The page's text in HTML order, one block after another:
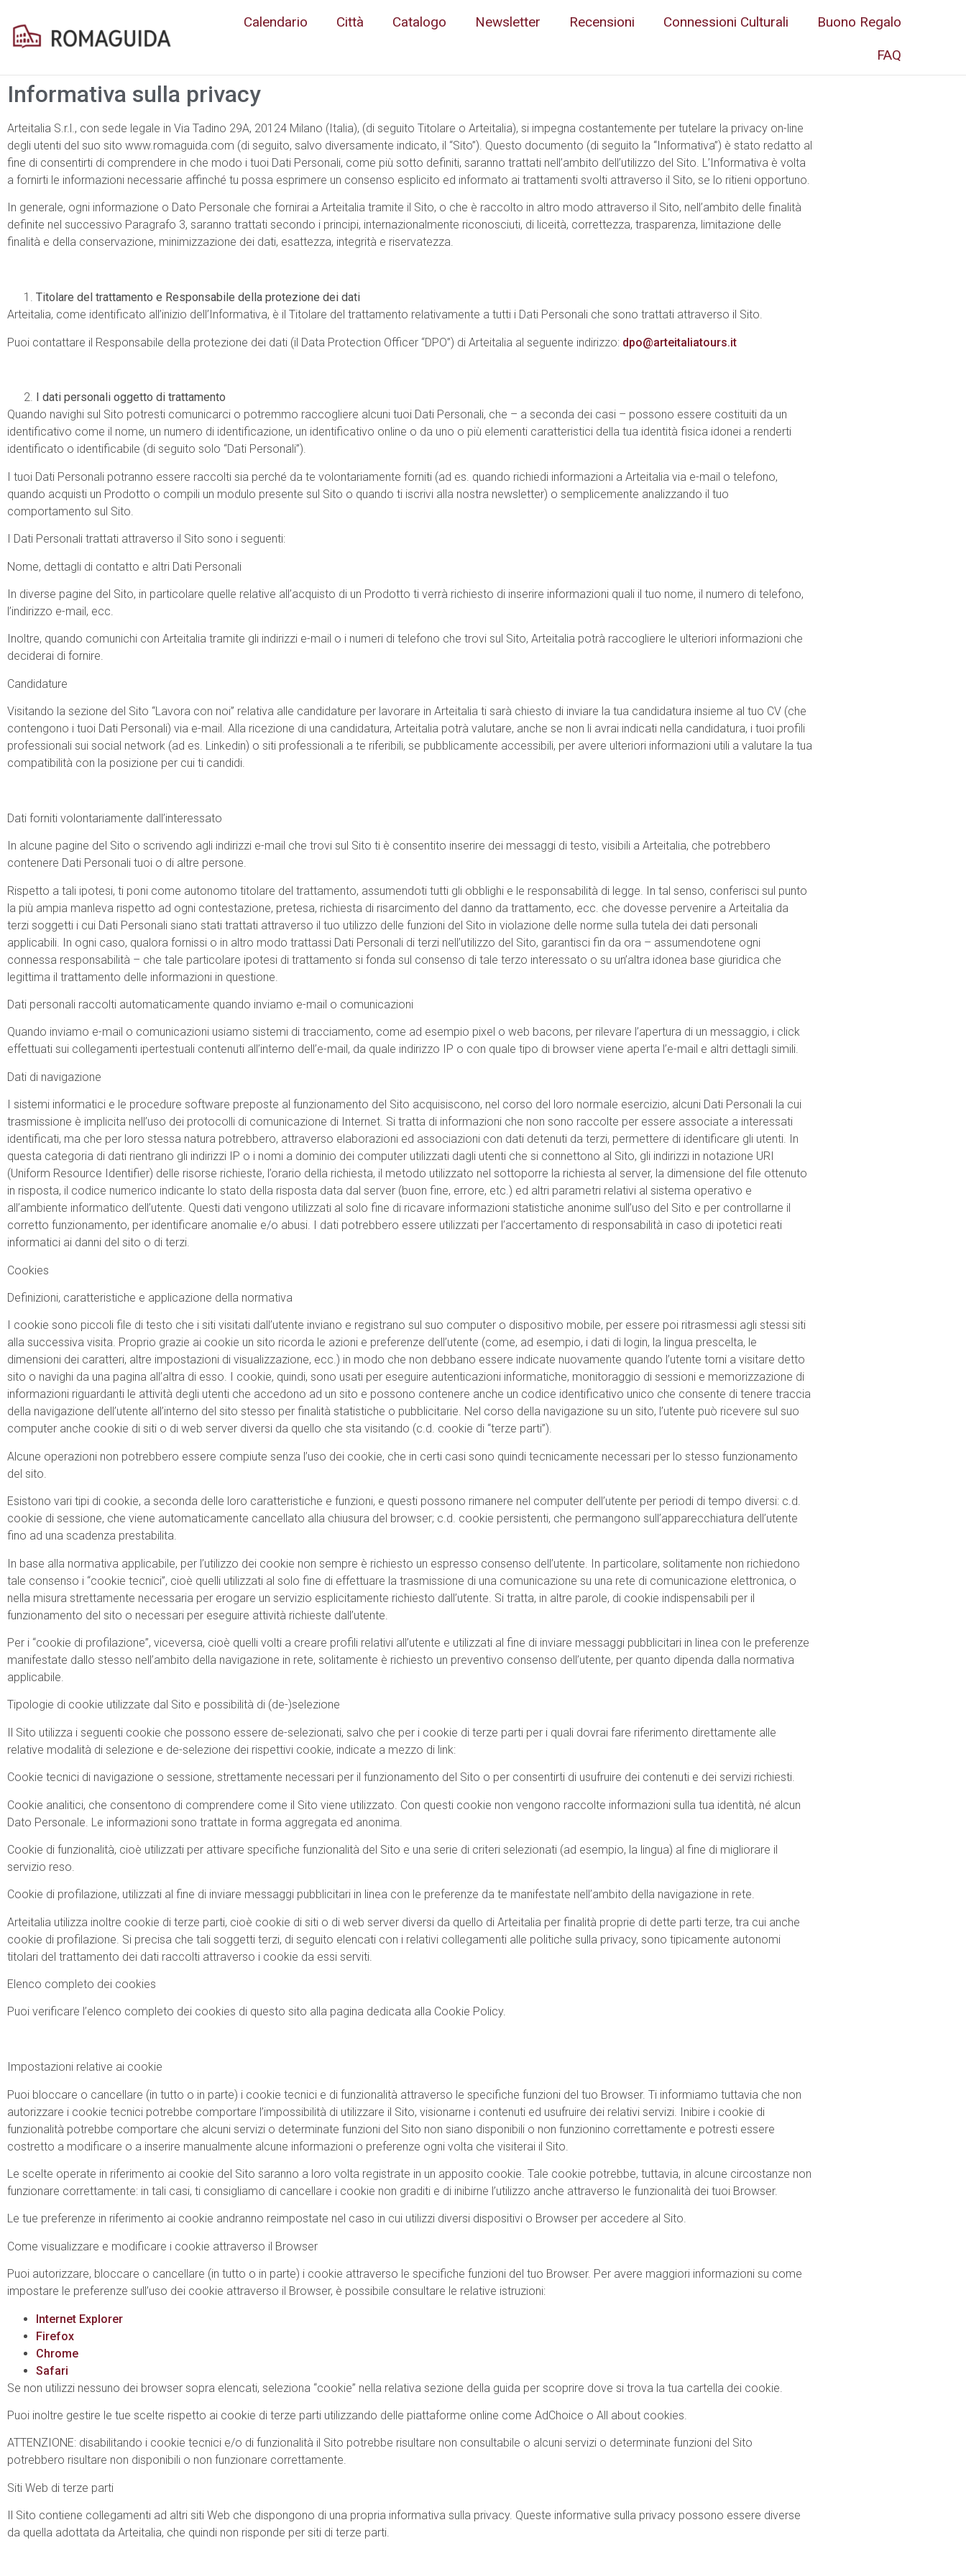
Calendario Città Catalogo Newsletter Recensioni Connessioni Culturali
Buono Regalo
FAQ
Informativa sulla privacy​
Arteitalia S.r.l., con sede legale in Via Tadino 29A, 20124 Milano (Italia), (di seguito Titolare o Arteitalia), si impegna costantemente per tutelare la privacy on-line
degli utenti del suo sito www.romaguida.com (di seguito, salvo diversamente indicato, il “Sito”). Questo documento (di seguito la “Informativa”) è stato redatto al
fine di consentirti di comprendere in che modo i tuoi Dati Personali, come più sotto definiti, saranno trattati nell’ambito dell’utilizzo del Sito. L’Informativa è volta
a fornirti le informazioni necessarie affinché tu possa esprimere un consenso esplicito ed informato ai trattamenti svolti attraverso il Sito, se lo ritieni opportuno.
In generale, ogni informazione o Dato Personale che fornirai a Arteitalia tramite il Sito, o che è raccolto in altro modo attraverso il Sito, nell’ambito delle finalità
definite nel successivo Paragrafo 3, saranno trattati secondo i principi, internazionalmente riconosciuti, di liceità, correttezza, trasparenza, limitazione delle
finalità e della conservazione, minimizzazione dei dati, esattezza, integrità e riservatezza.
Titolare del trattamento e Responsabile della protezione dei dati
Arteitalia, come identificato all’inizio dell’Informativa, è il Titolare del trattamento relativamente a tutti i Dati Personali che sono trattati attraverso il Sito.
Puoi contattare il Responsabile della protezione dei dati (il Data Protection Officer “DPO”) di Arteitalia al seguente indirizzo: dpo@arteitaliatours.it
I dati personali oggetto di trattamento
Quando navighi sul Sito potresti comunicarci o potremmo raccogliere alcuni tuoi Dati Personali, che – a seconda dei casi – possono essere costituiti da un
identificativo come il nome, un numero di identificazione, un identificativo online o da uno o più elementi caratteristici della tua identità fisica idonei a renderti
identificato o identificabile (di seguito solo “Dati Personali”).
I tuoi Dati Personali potranno essere raccolti sia perché da te volontariamente forniti (ad es. quando richiedi informazioni a Arteitalia via e-mail o telefono,
quando acquisti un Prodotto o compili un modulo presente sul Sito o quando ti iscrivi alla nostra newsletter) o semplicemente analizzando il tuo
comportamento sul Sito.
I Dati Personali trattati attraverso il Sito sono i seguenti:
Nome, dettagli di contatto e altri Dati Personali
In diverse pagine del Sito, in particolare quelle relative all’acquisto di un Prodotto ti verrà richiesto di inserire informazioni quali il tuo nome, il numero di telefono,
l’indirizzo e-mail, ecc.
Inoltre, quando comunichi con Arteitalia tramite gli indirizzi e-mail o i numeri di telefono che trovi sul Sito, Arteitalia potrà raccogliere le ulteriori informazioni che
deciderai di fornire.
Candidature
Visitando la sezione del Sito “Lavora con noi” relativa alle candidature per lavorare in Arteitalia ti sarà chiesto di inviare la tua candidatura insieme al tuo CV (che
contengono i tuoi Dati Personali) via e-mail. Alla ricezione di una candidatura, Arteitalia potrà valutare, anche se non li avrai indicati nella candidatura, i tuoi profili
professionali sui social network (ad es. Linkedin) o siti professionali a te riferibili, se pubblicamente accessibili, per avere ulteriori informazioni utili a valutare la tua
compatibilità con la posizione per cui ti candidi.
Dati forniti volontariamente dall’interessato
In alcune pagine del Sito o scrivendo agli indirizzi e-mail che trovi sul Sito ti è consentito inserire dei messaggi di testo, visibili a Arteitalia, che potrebbero
contenere Dati Personali tuoi o di altre persone.
Rispetto a tali ipotesi, ti poni come autonomo titolare del trattamento, assumendoti tutti gli obblighi e le responsabilità di legge. In tal senso, conferisci sul punto
la più ampia manleva rispetto ad ogni contestazione, pretesa, richiesta di risarcimento del danno da trattamento, ecc. che dovesse pervenire a Arteitalia da
terzi soggetti i cui Dati Personali siano stati trattati attraverso il tuo utilizzo delle funzioni del Sito in violazione delle norme sulla tutela dei dati personali
applicabili. In ogni caso, qualora fornissi o in altro modo trattassi Dati Personali di terzi nell’utilizzo del Sito, garantisci fin da ora – assumendotene ogni
connessa responsabilità – che tale particolare ipotesi di trattamento si fonda sul consenso di tale terzo interessato o su un’altra idonea base giuridica che
legittima il trattamento delle informazioni in questione.
Dati personali raccolti automaticamente quando inviamo e-mail o comunicazioni
Quando inviamo e-mail o comunicazioni usiamo sistemi di tracciamento, come ad esempio pixel o web bacons, per rilevare l’apertura di un messaggio, i click
effettuati sui collegamenti ipertestuali contenuti all’interno dell’e-mail, da quale indirizzo IP o con quale tipo di browser viene aperta l’e-mail e altri dettagli simili.
Dati di navigazione
I sistemi informatici e le procedure software preposte al funzionamento del Sito acquisiscono, nel corso del loro normale esercizio, alcuni Dati Personali la cui
trasmissione è implicita nell’uso dei protocolli di comunicazione di Internet. Si tratta di informazioni che non sono raccolte per essere associate a interessati
identificati, ma che per loro stessa natura potrebbero, attraverso elaborazioni ed associazioni con dati detenuti da terzi, permettere di identificare gli utenti. In
questa categoria di dati rientrano gli indirizzi IP o i nomi a dominio dei computer utilizzati dagli utenti che si connettono al Sito, gli indirizzi in notazione URI
(Uniform Resource Identifier) delle risorse richieste, l’orario della richiesta, il metodo utilizzato nel sottoporre la richiesta al server, la dimensione del file ottenuto
in risposta, il codice numerico indicante lo stato della risposta data dal server (buon fine, errore, etc.) ed altri parametri relativi al sistema operativo e
all’ambiente informatico dell’utente. Questi dati vengono utilizzati al solo fine di ricavare informazioni statistiche anonime sull’uso del Sito e per controllarne il
corretto funzionamento, per identificare anomalie e/o abusi. I dati potrebbero essere utilizzati per l’accertamento di responsabilità in caso di ipotetici reati
informatici ai danni del sito o di terzi.
Cookies
Definizioni, caratteristiche e applicazione della normativa
I cookie sono piccoli file di testo che i siti visitati dall’utente inviano e registrano sul suo computer o dispositivo mobile, per essere poi ritrasmessi agli stessi siti
alla successiva visita. Proprio grazie ai cookie un sito ricorda le azioni e preferenze dell’utente (come, ad esempio, i dati di login, la lingua prescelta, le
dimensioni dei caratteri, altre impostazioni di visualizzazione, ecc.) in modo che non debbano essere indicate nuovamente quando l’utente torni a visitare detto
sito o navighi da una pagina all’altra di esso. I cookie, quindi, sono usati per eseguire autenticazioni informatiche, monitoraggio di sessioni e memorizzazione di
informazioni riguardanti le attività degli utenti che accedono ad un sito e possono contenere anche un codice identificativo unico che consente di tenere traccia
della navigazione dell’utente all’interno del sito stesso per finalità statistiche o pubblicitarie. Nel corso della navigazione su un sito, l’utente può ricevere sul suo
computer anche cookie di siti o di web server diversi da quello che sta visitando (c.d. cookie di “terze parti”).
Alcune operazioni non potrebbero essere compiute senza l’uso dei cookie, che in certi casi sono quindi tecnicamente necessari per lo stesso funzionamento
del sito.
Esistono vari tipi di cookie, a seconda delle loro caratteristiche e funzioni, e questi possono rimanere nel computer dell’utente per periodi di tempo diversi: c.d.
cookie di sessione, che viene automaticamente cancellato alla chiusura del browser; c.d. cookie persistenti, che permangono sull’apparecchiatura dell’utente
fino ad una scadenza prestabilita.
In base alla normativa applicabile, per l’utilizzo dei cookie non sempre è richiesto un espresso consenso dell’utente. In particolare, solitamente non richiedono
tale consenso i “cookie tecnici”, cioè quelli utilizzati al solo fine di effettuare la trasmissione di una comunicazione su una rete di comunicazione elettronica, o
nella misura strettamente necessaria per erogare un servizio esplicitamente richiesto dall’utente. Si tratta, in altre parole, di cookie indispensabili per il
funzionamento del sito o necessari per eseguire attività richieste dall’utente.
Per i “cookie di profilazione”, viceversa, cioè quelli volti a creare profili relativi all’utente e utilizzati al fine di inviare messaggi pubblicitari in linea con le preferenze
manifestate dallo stesso nell’ambito della navigazione in rete, solitamente è richiesto un preventivo consenso dell’utente, per quanto dipenda dalla normativa
applicabile.
Tipologie di cookie utilizzate dal Sito e possibilità di (de-)selezione
Il Sito utilizza i seguenti cookie che possono essere de-selezionati, salvo che per i cookie di terze parti per i quali dovrai fare riferimento direttamente alle
relative modalità di selezione e de-selezione dei rispettivi cookie, indicate a mezzo di link:
Cookie tecnici di navigazione o sessione, strettamente necessari per il funzionamento del Sito o per consentirti di usufruire dei contenuti e dei servizi richiesti.
Cookie analitici, che consentono di comprendere come il Sito viene utilizzato. Con questi cookie non vengono raccolte informazioni sulla tua identità, né alcun
Dato Personale. Le informazioni sono trattate in forma aggregata ed anonima.
Cookie di funzionalità, cioè utilizzati per attivare specifiche funzionalità del Sito e una serie di criteri selezionati (ad esempio, la lingua) al fine di migliorare il
servizio reso.
Cookie di profilazione, utilizzati al fine di inviare messaggi pubblicitari in linea con le preferenze da te manifestate nell’ambito della navigazione in rete.
Arteitalia utilizza inoltre cookie di terze parti, cioè cookie di siti o di web server diversi da quello di Arteitalia per finalità proprie di dette parti terze, tra cui anche
cookie di profilazione. Si precisa che tali soggetti terzi, di seguito elencati con i relativi collegamenti alle politiche sulla privacy, sono tipicamente autonomi
titolari del trattamento dei dati raccolti attraverso i cookie da essi serviti.
Elenco completo dei cookies
Puoi verificare l’elenco completo dei cookies di questo sito alla pagina dedicata alla Cookie Policy.
Impostazioni relative ai cookie
Puoi bloccare o cancellare (in tutto o in parte) i cookie tecnici e di funzionalità attraverso le specifiche funzioni del tuo Browser. Ti informiamo tuttavia che non
autorizzare i cookie tecnici potrebbe comportare l’impossibilità di utilizzare il Sito, visionarne i contenuti ed usufruire dei relativi servizi. Inibire i cookie di
funzionalità potrebbe comportare che alcuni servizi o determinate funzioni del Sito non siano disponibili o non funzionino correttamente e potresti essere
costretto a modificare o a inserire manualmente alcune informazioni o preferenze ogni volta che visiterai il Sito.
Le scelte operate in riferimento ai cookie del Sito saranno a loro volta registrate in un apposito cookie. Tale cookie potrebbe, tuttavia, in alcune circostanze non
funzionare correttamente: in tali casi, ti consigliamo di cancellare i cookie non graditi e di inibirne l’utilizzo anche attraverso le funzionalità dei tuoi Browser.
Le tue preferenze in riferimento ai cookie andranno reimpostate nel caso in cui utilizzi diversi dispositivi o Browser per accedere al Sito.
Come visualizzare e modificare i cookie attraverso il Browser
Puoi autorizzare, bloccare o cancellare (in tutto o in parte) i cookie attraverso le specifiche funzioni del tuo Browser. Per avere maggiori informazioni su come
impostare le preferenze sull’uso dei cookie attraverso il Browser, è possibile consultare le relative istruzioni:
Internet Explorer
Firefox
Chrome
Safari
Se non utilizzi nessuno dei browser sopra elencati, seleziona “cookie” nella relativa sezione della guida per scoprire dove si trova la tua cartella dei cookie.
Puoi inoltre gestire le tue scelte rispetto ai cookie di terze parti utilizzando delle piattaforme online come AdChoice o All about cookies.
ATTENZIONE: disabilitando i cookie tecnici e/o di funzionalità il Sito potrebbe risultare non consultabile o alcuni servizi o determinate funzioni del Sito
potrebbero risultare non disponibili o non funzionare correttamente.
Siti Web di terze parti
Il Sito contiene collegamenti ad altri siti Web che dispongono di una propria informativa sulla privacy. Queste informative sulla privacy possono essere diverse
da quella adottata da Arteitalia, che quindi non risponde per siti di terze parti.